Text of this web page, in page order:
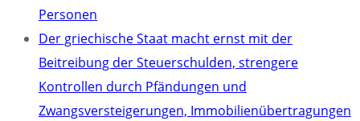
Personen
Der griechische Staat macht ernst mit der
Beitreibung der Steuerschulden, strengere
Kontrollen durch Pfändungen und
Zwangsversteigerungen, Immobilienübertragungen